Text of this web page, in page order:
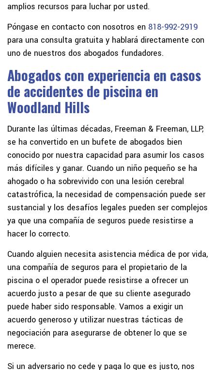
amplios recursos para luchar por usted.
Póngase en contacto con nosotros en 818-992-2919
para una consulta gratuita y hablará directamente con
uno de nuestros dos abogados fundadores.
Abogados con experiencia en casos
de accidentes de piscina en
Woodland Hills
Durante las últimas décadas, Freeman & Freeman, LLP,
se ha convertido en un bufete de abogados bien
conocido por nuestra capacidad para asumir los casos
más difíciles y ganar. Cuando un niño pequeño se ha
ahogado o ha sobrevivido con una lesión cerebral
catastrófica, la necesidad de compensación puede ser
sustancial y los desafíos legales pueden ser complejos
ya que una compañía de seguros puede resistirse a
hacer lo correcto.
Cuando alguien necesita asistencia médica de por vida,
una compañía de seguros para el propietario de la
piscina o el operador puede resistirse a ofrecer un
acuerdo justo a pesar de que su cliente asegurado
puede haber sido responsable. Vamos a exigir un
acuerdo generoso y utilizar nuestras tácticas de
negociación para asegurarse de obtener lo que se
merece.
Si un adversario no cede y paga lo que es justo, nos